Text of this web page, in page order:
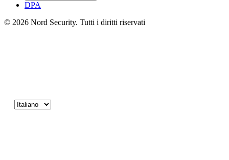
DPA
© 2026 Nord Security. Tutti i diritti riservati